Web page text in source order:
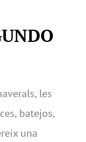
les
batejos,
una